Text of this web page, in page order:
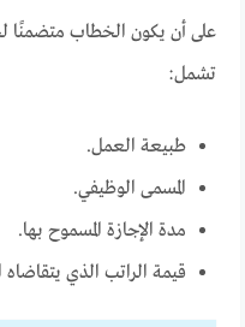
على أن يكون الخطاب متضمنًا
تشمل:
طبيعة العمل.
المسمى الوظيفي.
مدة الإجازة المسموح بها.
قيمة الراتب الذي يتقاضاه